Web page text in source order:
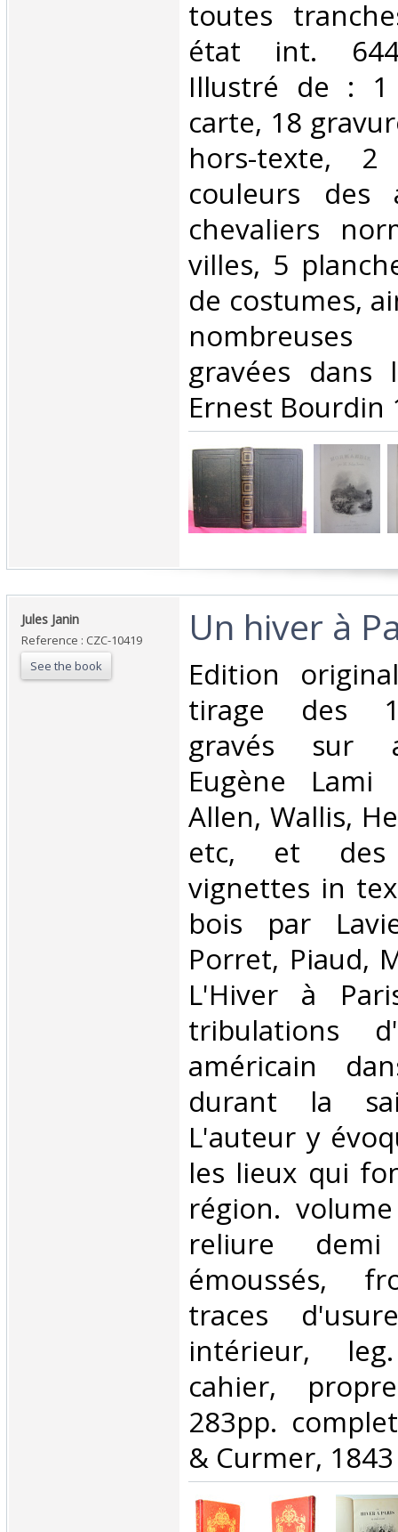
toutes
état int.
Illustré de : 1
carte, 18
hors-texte,
couleurs des
chevaliers
villes, 5
de costumes,
gravées dans
Ernest Bourdin
‎Jules Janin‎
Reference : CZC-10419
See the book
‎Un hiver à
‎Edition
tirage des
gravés sur
Eugène
Allen, Wallis,
etc, et des
vignettes in
bois par
Porret, Piaud,
L'Hiver à
tribulations
américain
durant la
L'auteur y
les lieux qui
région.
reliure
émoussés,
traces
intérieur,
cahier,
283pp.
& Curmer,